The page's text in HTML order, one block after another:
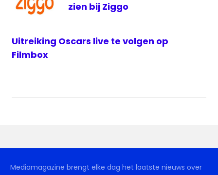
zien bij Ziggo
Uitreiking Oscars live te volgen op
Filmbox
Mediamagazine brengt elke dag het laatste nieuws over